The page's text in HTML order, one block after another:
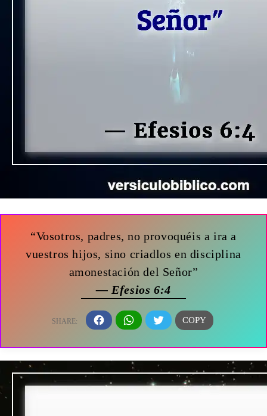
“Vosotros, padres, no provoquéis a ira a
vuestros hijos, sino criadlos en disciplina
amonestación del Señor”
— Efesios 6:4